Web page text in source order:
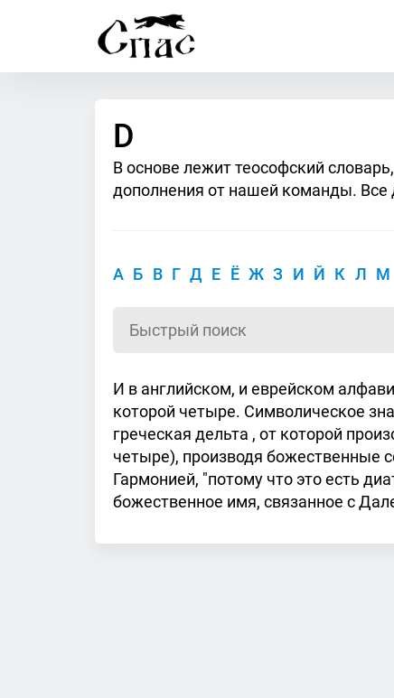
D
В основе лежит теософский
дополнения от нашей команды.
А Б В Г Д Е Ё Ж З И Й К Л М
И в английском, и еврейском
которой четыре. Символическое
греческая дельта , от которой
четыре), производя божественные
Гармонией, "потому что это есть
божественное имя, связанное с